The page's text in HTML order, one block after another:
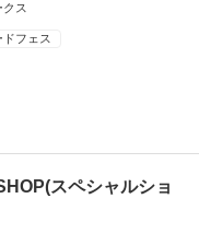
ス
フェス
スペシャルショ